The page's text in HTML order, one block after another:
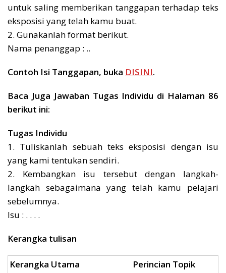
untuk saling memberikan tanggapan terhadap teks
eksposisi yang telah kamu buat.
2. Gunakanlah format berikut.
Nama penanggap : ..
Contoh Isi Tanggapan, buka DISINI.
Baca Juga Jawaban Tugas Individu di Halaman 86
berikut ini:
Tugas Individu
1. Tuliskanlah sebuah teks eksposisi dengan isu
yang kami tentukan sendiri.
2. Kembangkan isu tersebut dengan langkah-
langkah sebagaimana yang telah kamu pelajari
sebelumnya.
Isu : . . . .
Kerangka tulisan
Kerangka Utama
Perincian Topik